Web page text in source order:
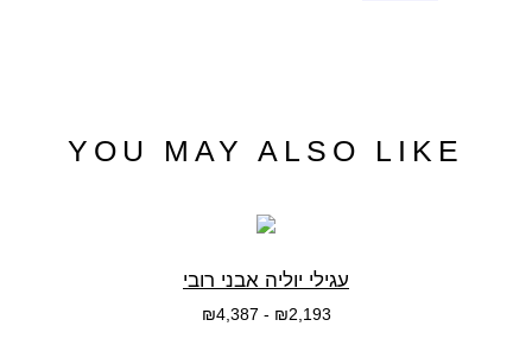
YOU MAY ALSO LIKE
עגילי יוליה אבני רובי
₪2,193
-
₪4,387